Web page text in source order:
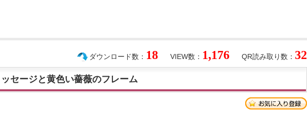
QR読み取り数： 32
VIEW数： 1,176
ダウンロード数： 18
セージと黄色い薔薇のフレーム